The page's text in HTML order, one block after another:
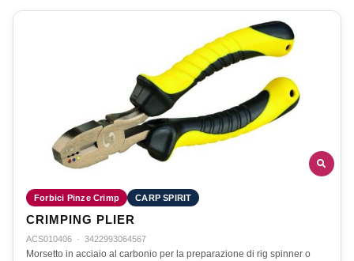
Forbici Pinze Crimp CARP SPIRIT
CRIMPING PLIER
ACS010406 · 3422993064567
Morsetto in acciaio al carbonio per la preparazione di rig spinner o